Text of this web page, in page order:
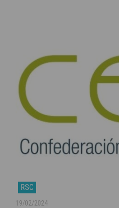
RSC
19/02/2024